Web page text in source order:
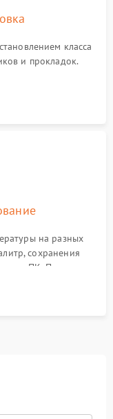
класса
и прокладок.
эталонному
температур.
на разных
сохранения
на ПК. Проверка
качества.